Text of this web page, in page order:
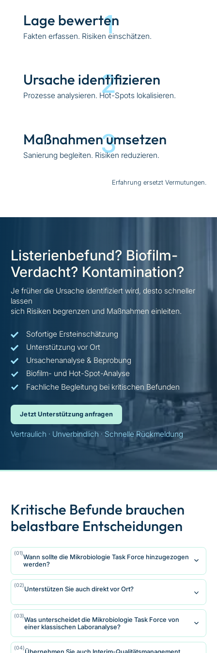
1
Lage bewerten
Fakten erfassen. Risiken einschätzen.
2
Ursache identifizieren
Prozesse analysieren. Hot-Spots lokalisieren.
3
Maßnahmen umsetzen
Sanierung begleiten. Risiken reduzieren.
Erfahrung ersetzt Vermutungen.
Listerienbefund? Biofilm-
Verdacht? Kontamination?
Je früher die Ursache identifiziert wird, desto schneller
lassen
sich Risiken begrenzen und Maßnahmen einleiten.
Sofortige Ersteinschätzung
Unterstützung vor Ort
Ursachenanalyse & Beprobung
Biofilm- und Hot-Spot-Analyse
Fachliche Begleitung bei kritischen Befunden
Jetzt Unterstützung anfragen
Vertraulich · Unverbindlich · Schnelle Rückmeldung
Kritische Befunde brauchen
belastbare Entscheidungen
(01)Wann sollte die Mikrobiologie Task Force hinzugezogen
werden?
Immer dann, wenn mikrobiologische
Auffälligkeiten, Kontaminationen oder kritische
Bewertung erforderlich ist. Je früher Ursachen
identifiziert werden, desto schneller lassen sich
Risiken begrenzen und wirksame Maßnahmen
einleiten.
(02)Unterstützen Sie auch direkt vor Ort?
Ja. Je nach Situation unterstützen wir
Unternehmen direkt vor Ort bei
Anlagenbegehungen, Prozessanalysen,
Probenahmen und Ursachenuntersuchungen.
(03)Was unterscheidet die Mikrobiologie Task Force von
einer klassischen Laboranalyse?
Wir bewerten nicht nur einzelne
(04)